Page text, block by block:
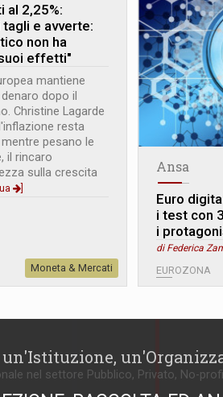
al 2,25%:
e avverte:
non ha
effetti"
mantiene
dopo il
Christine Lagarde
resta
pesano le
il rincaro
sulla crescita
Moneta & Mercati
Ansa
Euro
i test con
i
di Federica
EUROZONA
nel settore Pubblico, Privato, No-